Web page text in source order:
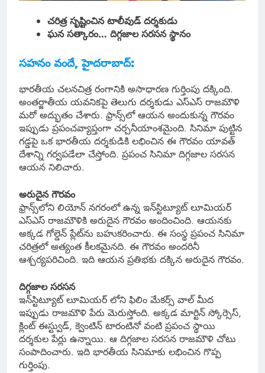
చరిత్ర సృష్టించిన టాలీవుడ్ దర్శకుడు
ఘన సత్కారం… దిగ్గజాల సరసన స్థానం
సహనం వందే, హైదరాబాద్:
భారతీయ చలనచిత్ర రంగానికి అసాధారణ గుర్తింపు దక్కింది.
అంతర్జాతీయ యవనికపై తెలుగు దర్శకుడు ఎస్ఎస్ రాజమౌళి
మరో అద్భుతం చేశారు. ఫ్రాన్స్‌లో ఆయన అందుకున్న గౌరవం
ఇప్పుడు ప్రపంచవ్యాప్తంగా చర్చనీయాంశమైంది. సినిమా పుట్టిన
గడ్డపై ఒక భారతీయ దర్శకుడికి లభించిన ఈ గౌరవం యావత్
దేశాన్ని గర్వపడేలా చేస్తోంది. ప్రపంచ సినిమా దిగ్గజాల సరసన
ఆయన నిలిచారు.
అరుదైన గౌరవం
ఫ్రాన్స్‌లోని లియోన్ నగరంలో ఉన్న ఇన్‌స్టిట్యూట్ లూమియర్
ఎస్ఎస్ రాజమౌళికి అరుదైన గౌరవం అందించింది. ఆయనకు
అక్కడ గోల్డెన్ ప్లేట్‌ను బహుకరించారు. ఈ సంస్థ ప్రపంచ సినిమా
చరిత్రలో అత్యంత కీలకమైనది. ఈ గౌరవం అందరినీ
ఆశ్చర్యపరిచింది. ఇది ఆయన ప్రతిభకు దక్కిన అరుదైన గౌరవం.
దిగ్గజాల సరసన
ఇన్‌స్టిట్యూట్ లూమియర్ లోని ఫిలిం మేకర్స్ వాల్ మీద
ఇప్పుడు రాజమౌళి పేరు మెరుస్తోంది. అక్కడ మార్టిన్ స్కోర్సెస్,
క్లింట్ ఈస్ట్వుడ్, క్వెంటిన్ టారంటినో వంటి ప్రపంచ స్థాయి
దర్శకుల పేర్లు ఉన్నాయి. ఆ దిగ్గజాల సరసన రాజమౌళి చోటు
సంపాదించారు. ఇది భారతీయ సినిమాకు లభించిన గొప్ప
గుర్తింపు.